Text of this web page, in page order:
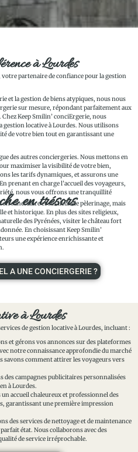
à Lourdes
partenaire de confiance pour la gestion
et la gestion de biens atypiques, nous nous
sur mesure, répondant parfaitement aux
Keep Smilin’ conciErgerie, nous
gestion locative à Lourdes. Nous utilisons
de votre bien tout en garantissant une
des autres conciergeries. Nous mettons en
maximiser la visibilité de votre bien,
les tarifs dynamiques, et assurons une
prenant en charge l’accueil des voyageurs,
nous vous offrons une tranquillité
en trésors
sanctuaire et ses lieux de pèlerinage, mais
et historique. En plus des sites religieux,
des Pyrénées, visiter le château fort
En choisissant Keep Smilin’
une expérience enrichissante et
A UNE CONCIERGERIE ?
à Lourdes
de gestion locative à Lourdes, incluant :
et gérons vos annonces sur des plateformes
notre connaissance approfondie du marché
savons comment attirer les voyageurs vers
des campagnes publicitaires personnalisées
à Lourdes.
un accueil chaleureux et professionnel des
garantissant une première impression
des services de nettoyage et de maintenance
état. Nous collaborons avec des
de service irréprochable.